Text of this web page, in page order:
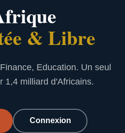
& Libre
Education. Un seul
1,4 milliard d'Africains.
Connexion